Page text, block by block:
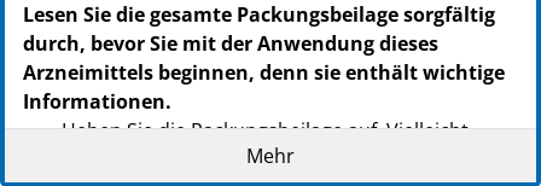
Lesen Sie die gesamte Packungsbeilage sorgfältig
durch, bevor Sie mit der Anwendung dieses
Arzneimittels beginnen, denn sie enthält wichtige
Informationen.
Heben Sie die Packungsbeilage auf. Vielleicht
möchten Sie diese später nochmals lesen.
Mehr